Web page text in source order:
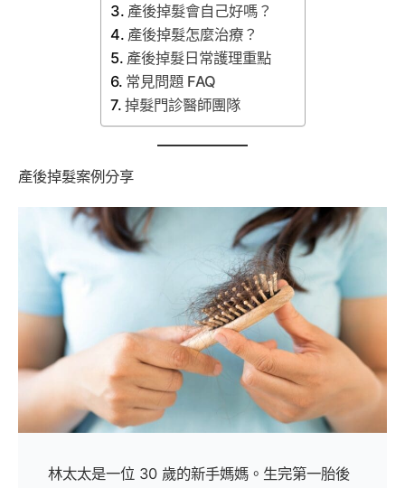
產後掉髮會自己好嗎？
產後掉髮怎麼治療？
產後掉髮日常護理重點
常見問題 FAQ
掉髮門診醫師團隊
產後掉髮案例分享
林太太是一位 30 歲的新手媽媽。生完第一胎後